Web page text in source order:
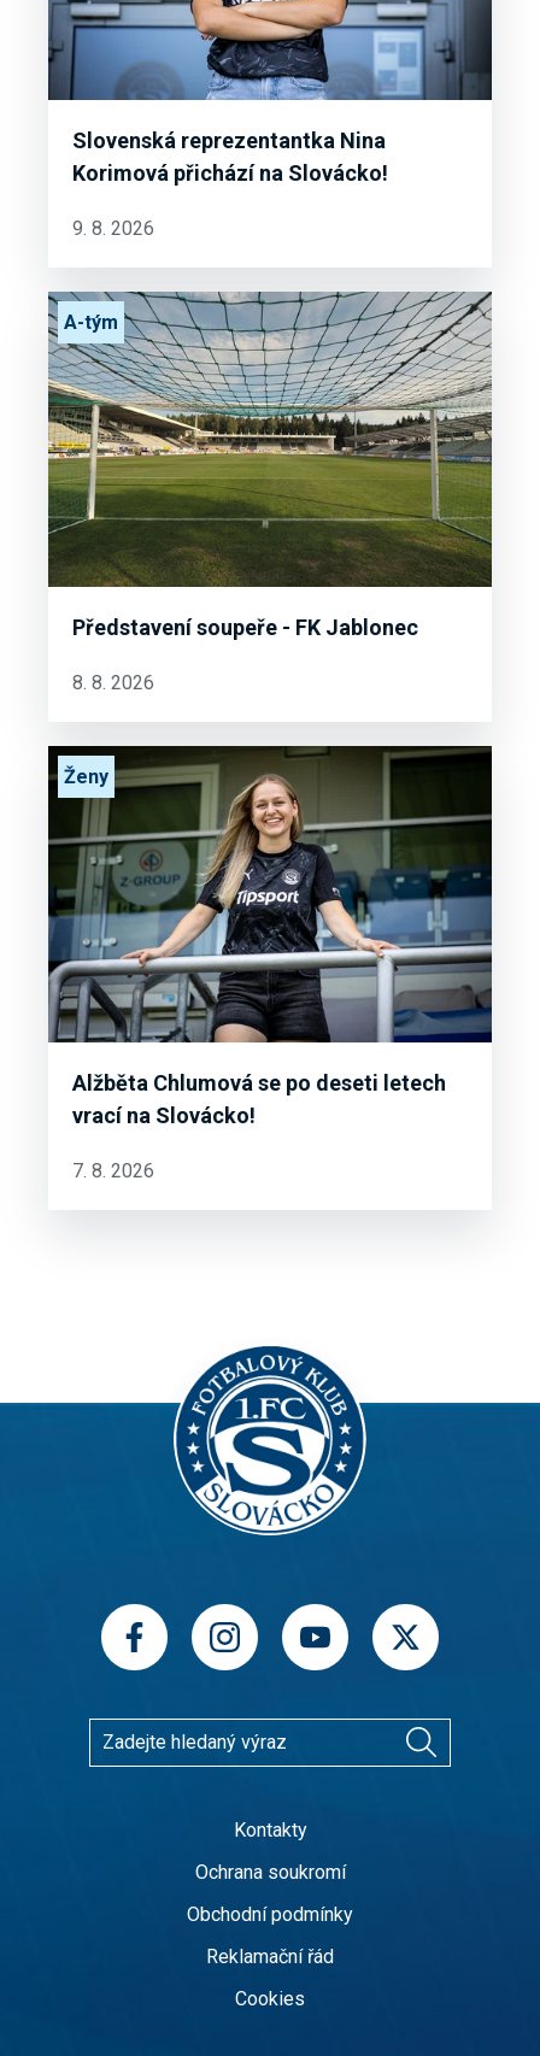
Slovenská reprezentantka Nina
Korimová přichází na Slovácko!
9. 8. 2026
Představení soupeře - FK Jablonec
A-tým
8. 8. 2026
Alžběta Chlumová se po deseti letech
vrací na Slovácko!
Ženy
7. 8. 2026
Kontakty
Ochrana soukromí
Obchodní podmínky
Reklamační řád
Cookies